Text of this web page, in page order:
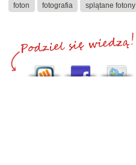
foton fotografia splątane fotony